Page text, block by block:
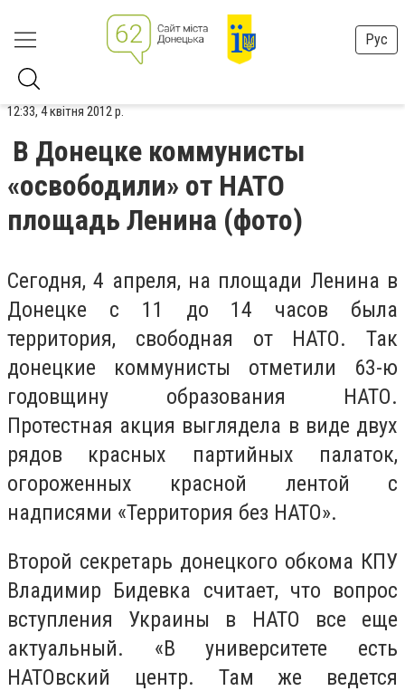
Рус
12:33, 4 квітня 2012 р.
В Донецке коммунисты
«освободили» от НАТО
площадь Ленина (фото)
Сегодня, 4 апреля, на площади Ленина в
Донецке с 11 до 14 часов была
территория, свободная от НАТО. Так
донецкие коммунисты отметили 63-ю
годовщину образования НАТО.
Протестная акция выглядела в виде двух
рядов красных партийных палаток,
огороженных красной лентой с
надписями «Территория без НАТО».
Второй секретарь донецкого обкома КПУ
Владимир Бидевка считает, что вопрос
вступления Украины в НАТО все еще
актуальный. «В университете есть
НАТОвский центр. Там же ведется